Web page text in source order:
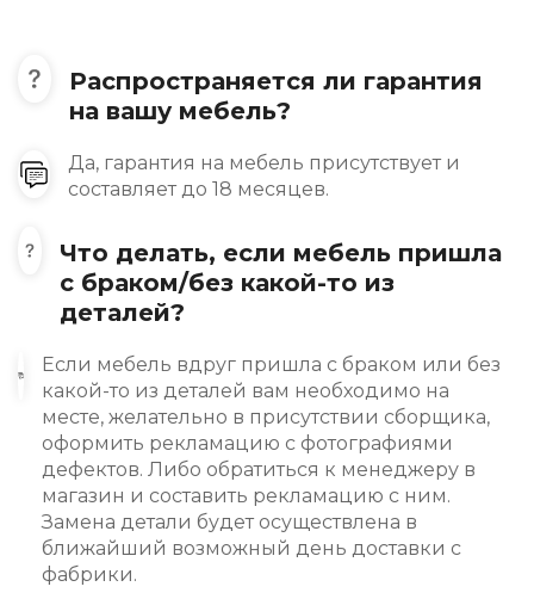
Распространяется ли гарантия
на вашу мебель?
Да, гарантия на мебель присутствует и
составляет до 18 месяцев.
Что делать, если мебель пришла
с браком/без какой-то из
деталей?
Если мебель вдруг пришла с браком или без
какой-то из деталей вам необходимо на
месте, желательно в присутствии сборщика,
оформить рекламацию с фотографиями
дефектов. Либо обратиться к менеджеру в
магазин и составить рекламацию с ним.
Замена детали будет осуществлена в
ближайший возможный день доставки с
фабрики.